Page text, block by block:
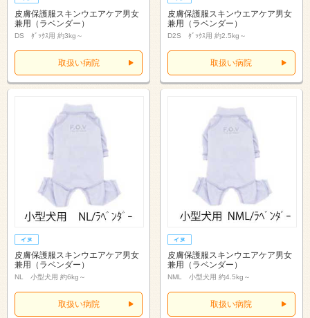
皮膚保護服スキンウエアケア男女
兼用（ラベンダー）
DS ﾀﾞｯｸｽ用 約3kg～
取扱い病院
皮膚保護服スキンウエアケア男女
兼用（ラベンダー）
D2S ﾀﾞｯｸｽ用 約2.5kg～
取扱い病院
皮膚保護服スキンウエアケア男女
兼用（ラベンダー）
NL 小型犬用 約6kg～
取扱い病院
皮膚保護服スキンウエアケア男女
兼用（ラベンダー）
NML 小型犬用 約4.5kg～
取扱い病院